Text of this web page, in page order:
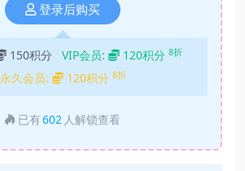
登录后购买
150积分 VIP会员: 120积分 8折
永久会员: 120积分 8折
已有602 人解锁查看